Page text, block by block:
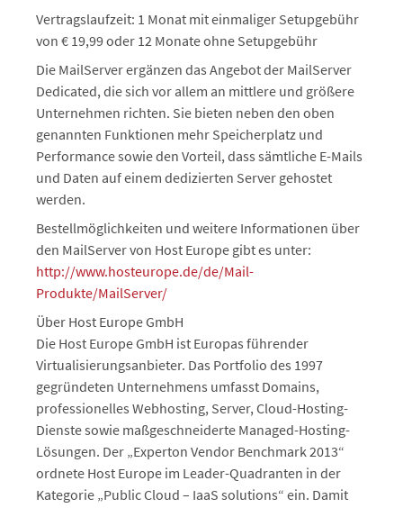
Vertragslaufzeit: 1 Monat mit einmaliger Setupgebühr
von € 19,99 oder 12 Monate ohne Setupgebühr
Die MailServer ergänzen das Angebot der MailServer
Dedicated, die sich vor allem an mittlere und größere
Unternehmen richten. Sie bieten neben den oben
genannten Funktionen mehr Speicherplatz und
Performance sowie den Vorteil, dass sämtliche E-Mails
und Daten auf einem dedizierten Server gehostet
werden.
Bestellmöglichkeiten und weitere Informationen über
den MailServer von Host Europe gibt es unter:
http://www.hosteurope.de/de/Mail-
Produkte/MailServer/
Über Host Europe GmbH
Die Host Europe GmbH ist Europas führender
Virtualisierungsanbieter. Das Portfolio des 1997
gegründeten Unternehmens umfasst Domains,
professionelles Webhosting, Server, Cloud-Hosting-
Dienste sowie maßgeschneiderte Managed-Hosting-
Lösungen. Der „Experton Vendor Benchmark 2013“
ordnete Host Europe im Leader-Quadranten in der
Kategorie „Public Cloud – IaaS solutions“ ein. Damit